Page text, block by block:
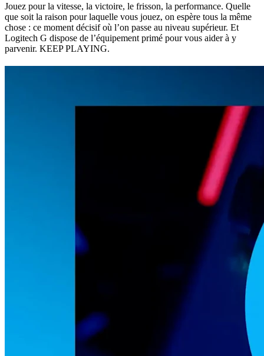
Jouez pour la vitesse, la victoire, le frisson, la performance. Quelle
que soit la raison pour laquelle vous jouez, on espère tous la même
chose : ce moment décisif où l’on passe au niveau supérieur. Et
Logitech G dispose de l’équipement primé pour vous aider à y
parvenir. KEEP PLAYING.